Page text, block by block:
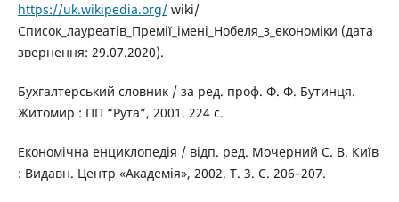
https://uk.wikipedia.org/wiki/
Список_лауреатів_Премії_імені_Нобеля_з_економіки (дата
звернення: 29.07.2020).
Бухгалтерський словник / за ред. проф. Ф. Ф. Бутинця.
Житомир : ПП “Рута”, 2001. 224 с.
Економічна енциклопедія / відп. ред. Мочерний С. В. Київ
: Видавн. Центр «Академія», 2002. Т. 3. С. 206–207.